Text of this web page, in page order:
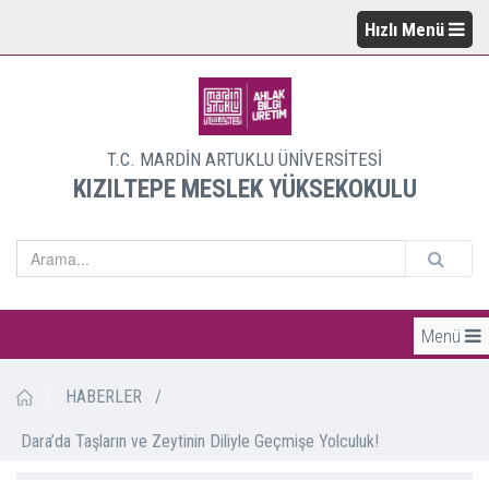
Hızlı Menü
T.C. MARDİN ARTUKLU ÜNİVERSİTESİ
KIZILTEPE MESLEK YÜKSEKOKULU
Menü
HABERLER /
Dara’da Taşların ve Zeytinin Diliyle Geçmişe Yolculuk!